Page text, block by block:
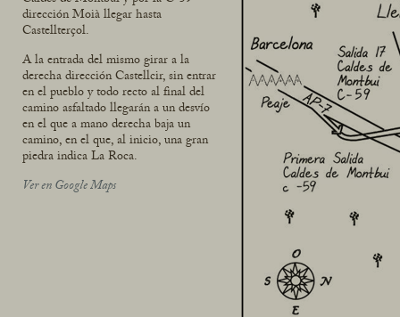
dirección Moià llegar hasta
Castellterçol.
A la entrada del mismo girar a la
derecha dirección Castellcir, sin entrar
en el pueblo y todo recto al final del
camino asfaltado llegarán a un desvío
en el que a mano derecha baja un
camino, en el que, al inicio, una gran
piedra indica La Roca.
Ver en Google Maps